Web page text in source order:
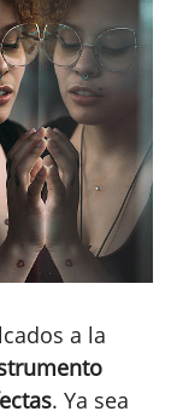
a la
. Ya sea